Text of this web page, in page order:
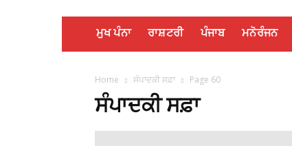
ਮੁਖ ਪੰਨਾ ਰਾਸ਼ਟਰੀ ਪੰਜਾਬ ਮਨੋਰੰਜਨ
Home ਸੰਪਾਦਕੀ ਸਫ਼ਾ Page 60
ਸੰਪਾਦਕੀ ਸਫ਼ਾ